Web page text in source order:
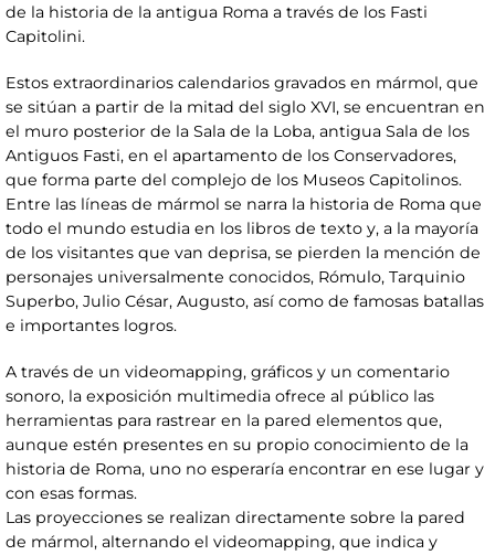
de la historia de la antigua Roma a través de los Fasti
Capitolini.
Estos extraordinarios calendarios gravados en mármol, que
se sitúan a partir de la mitad del siglo XVI, se encuentran en
el muro posterior de la Sala de la Loba, antigua Sala de los
Antiguos Fasti, en el apartamento de los Conservadores,
que forma parte del complejo de los Museos Capitolinos.
Entre las líneas de mármol se narra la historia de Roma que
todo el mundo estudia en los libros de texto y, a la mayoría
de los visitantes que van deprisa, se pierden la mención de
personajes universalmente conocidos, Rómulo, Tarquinio
Superbo, Julio César, Augusto, así como de famosas batallas
e importantes logros.
A través de un videomapping, gráficos y un comentario
sonoro, la exposición multimedia ofrece al público las
herramientas para rastrear en la pared elementos que,
aunque estén presentes en su propio conocimiento de la
historia de Roma, uno no esperaría encontrar en ese lugar y
con esas formas.
Las proyecciones se realizan directamente sobre la pared
de mármol, alternando el videomapping, que indica y